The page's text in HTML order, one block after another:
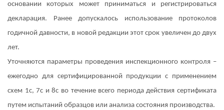
основании которых может приниматься и регистрироваться
декларация. Ранее допускалось использование протоколов
годичной давности, в новой редакции этот срок увеличен до двух
лет.
Уточняются параметры проведения инспекционного контроля –
ежегодно для сертифицированной продукции с применением
схем 1с, 7с и 8с во течение всего периода действия сертификата
путем испытаний образцов или анализа состояния производства.